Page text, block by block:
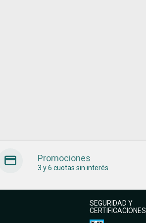
Promociones
3 y 6 cuotas sin interés
SEGURIDAD Y
CERTIFICACIONES